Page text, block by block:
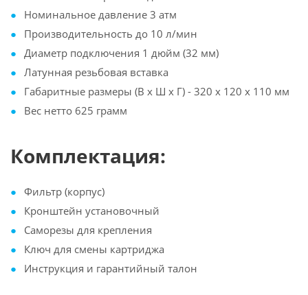
Номинальное давление 3 атм
Производительность до 10 л/мин
Диаметр подключения 1 дюйм (32 мм)
Латунная резьбовая вставка
Габаритные размеры (В х Ш х Г) - 320 х 120 х 110 мм
Вес нетто 625 грамм
Комплектация:
Фильтр (корпус)
Кронштейн установочный
Саморезы для крепления
Ключ для смены картриджа
Инструкция и гарантийный талон